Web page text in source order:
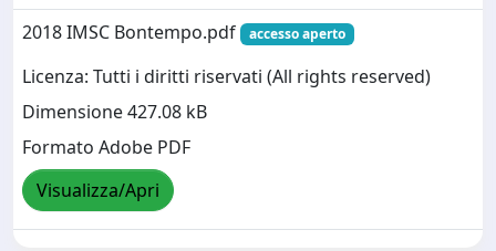
2018 IMSC Bontempo.pdf
accesso aperto
Licenza: Tutti i diritti riservati (All rights reserved)
Dimensione 427.08 kB
Formato Adobe PDF
Visualizza/Apri